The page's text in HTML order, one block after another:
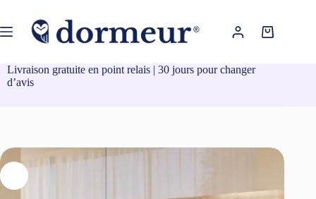
contenu
Panier
Livraison gratuite en point relais | 30 jours pour changer
d’avis